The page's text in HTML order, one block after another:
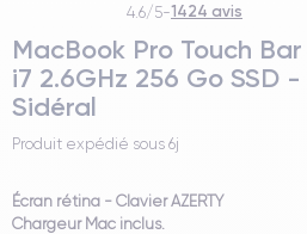
4.6/5-1424 avis
MacBook Pro Touch
i7 2.6GHz 256 Go SSD
Sidéral
Produit expédié sous 6j
Écran rétina - Clavier AZERTY
Chargeur Mac inclus.